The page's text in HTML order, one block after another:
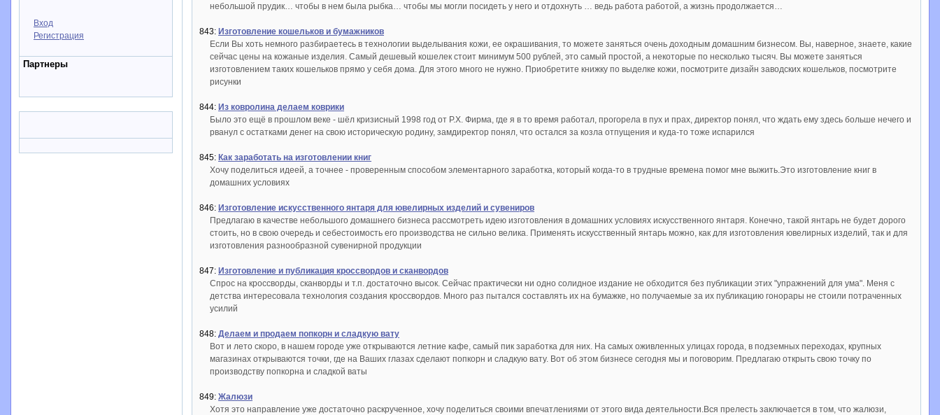
Вход
Регистрация
Партнеры
небольшой прудик… чтобы в нем была рыбка… чтобы мы могли посидеть у него и отдохнуть … ведь работа работой, а жизнь продолжается…
843: Изготовление кошельков и бумажников
Если Вы хоть немного разбираетесь в технологии выделывания кожи, ее окрашивания, то можете заняться очень доходным домашним бизнесом. Вы, наверное, знаете, какие
сейчас цены на кожаные изделия. Самый дешевый кошелек стоит минимум 500 рублей, это самый простой, а некоторые по несколько тысяч. Вы можете заняться
изготовлением таких кошельков прямо у себя дома. Для этого много не нужно. Приобретите книжку по выделке кожи, посмотрите дизайн заводских кошельков, посмотрите
рисунки
844: Из ковролина делаем коврики
Было это ещё в прошлом веке - шёл кризисный 1998 год от Р.Х. Фирма, где я в то время работал, прогорела в пух и прах, директор понял, что ждать ему здесь больше нечего и
рванул с остатками денег на свою историческую родину, замдиректор понял, что остался за козла отпущения и куда-то тоже испарился
845: Как заработать на изготовлении книг
Хочу поделиться идеей, а точнее - проверенным способом элементарного заработка, который когда-то в трудные времена помог мне выжить.Это изготовление книг в
домашних условиях
846: Изготовление искусственного янтаря для ювелирных изделий и сувениров
Предлагаю в качестве небольшого домашнего бизнеса рассмотреть идею изготовления в домашних условиях искусственного янтаря. Конечно, такой янтарь не будет дорого
стоить, но в свою очередь и себестоимость его производства не сильно велика. Применять искусственный янтарь можно, как для изготовления ювелирных изделий, так и для
изготовления разнообразной сувенирной продукции
847: Изготовление и публикация кроссвордов и сканвордов
Спрос на кроссворды, сканворды и т.п. достаточно высок. Сейчас практически ни одно солидное издание не обходится без публикации этих "упражнений для ума". Меня с
детства интересовала технология создания кроссвордов. Много раз пытался составлять их на бумажке, но получаемые за их публикацию гонорары не стоили потраченных
усилий
848: Делаем и продаем попкорн и сладкую вату
Вот и лето скоро, в нашем городе уже открываются летние кафе, самый пик заработка для них. На самых оживленных улицах города, в подземных переходах, крупных
магазинах открываются точки, где на Ваших глазах сделают попкорн и сладкую вату. Вот об этом бизнесе сегодня мы и поговорим. Предлагаю открыть свою точку по
производству попкорна и сладкой ваты
849: Жалюзи
Хотя это направление уже достаточно раскрученное, хочу поделиться своими впечатлениями от этого вида деятельности.Вся прелесть заключается в том, что жалюзи,